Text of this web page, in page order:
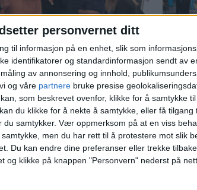
personvernet ditt
til informasjon på en enhet, slik som
identifikatorer og standardinformasjon sendt av
av annonsering og innhold,
og våre partnere bruke presise
som beskrevet ovenfor, klikke for å samtykke
du klikke for å nekte å samtykke, eller få tilgang
samtykker. Vær oppmerksom på at en viss
men du har rett til å protestere mot slik
Du kan endre dine preferanser eller trekke
og klikke på knappen "Personvern" nederst på
arkitekter og
tar initiativ til
kultur- og
på gamle
–